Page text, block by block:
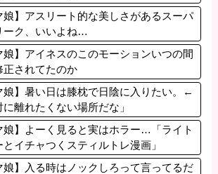
娘】アスリート的な美しさがあるスーパ
ーク、いいよね…
娘】アイネスのこのモーションいつの間
正されてたのか
娘】暑い日は膝枕で日陰に入りたい。←
に離れたくない場所だな」
娘】よーく見ると実はホラー…「ライト
とイチャつくスティルトレ漫画」
娘】入る時はノックしろって言ってるだ